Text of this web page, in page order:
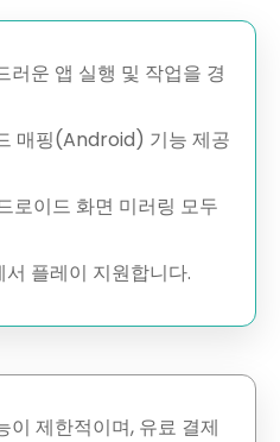
러운 앱 실행 및 작업을 경
매핑(Android) 기능 제공
로이드 화면 미러링 모두
서 플레이 지원합니다.
이 제한적이며, 유료 결제